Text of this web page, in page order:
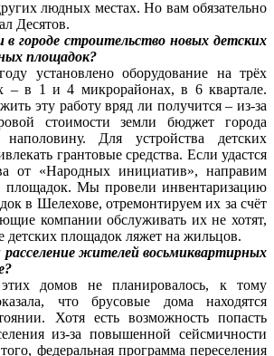
людных местах. Но вам обязательно
Десятов.
городе строительство новых детских
площадок?
установлено оборудование на трёх
– в 1 и 4 микрорайонах, в 6 квартале.
эту работу вряд ли получится – из-за
стоимости земли бюджет города
наполовину. Для устройства детских
грантовые средства. Если удастся
от «Народных инициатив», направим
площадок. Мы провели инвентаризацию
в Шелехове, отремонтируем их за счёт
компании обслуживать их не хотят,
детских площадок ляжет на жильцов.
жителей восьмиквартирных
домов не планировалось, к тому
что брусовые дома находятся
Хотя есть возможность попасть
из-за повышенной сейсмичности
федеральная программа переселения